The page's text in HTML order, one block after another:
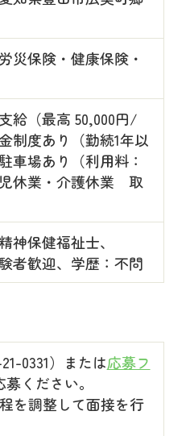
災保険・健康保険・
給（最高 50,000円/
制度あり（勤続1年以
車場あり（利用料：
休業・介護休業 取
神保健福祉士、
者歓迎、学歴：不問
0331）または応募フ
ください。
を調整して面接を行